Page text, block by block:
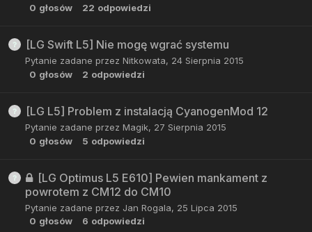
0 głosów 22 odpowiedzi
[LG Swift L5] Nie mogę wgrać systemu
Pytanie zadane przez Nitkowata, 24 Sierpnia 2015
0 głosów 2 odpowiedzi
[LG L5] Problem z instalacją CyanogenMod 12
Pytanie zadane przez Magik, 27 Sierpnia 2015
0 głosów 5 odpowiedzi
[LG Optimus L5 E610] Pewien mankament z
powrotem z CM12 do CM10
Pytanie zadane przez Jan Rogala, 25 Lipca 2015
0 głosów 6 odpowiedzi